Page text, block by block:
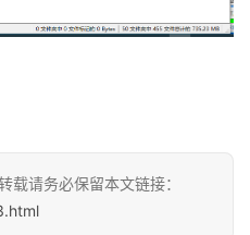
载请务必保留本文链接：